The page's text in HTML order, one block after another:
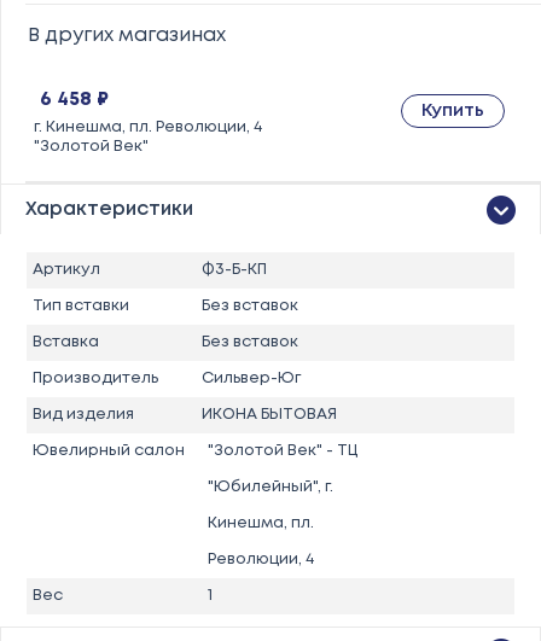
В других магазинах
6 458 ₽
г. Кинешма, пл. Революции, 4
"Золотой Век"
Купить
Характеристики
Артикул Ф3-Б-КП
Тип вставки Без вставок
Вставка Без вставок
Производитель Сильвер-Юг
Вид изделия ИКОНА БЫТОВАЯ
Ювелирный салон "Золотой Век" - ТЦ
"Юбилейный", г.
Кинешма, пл.
Революции, 4
Вес